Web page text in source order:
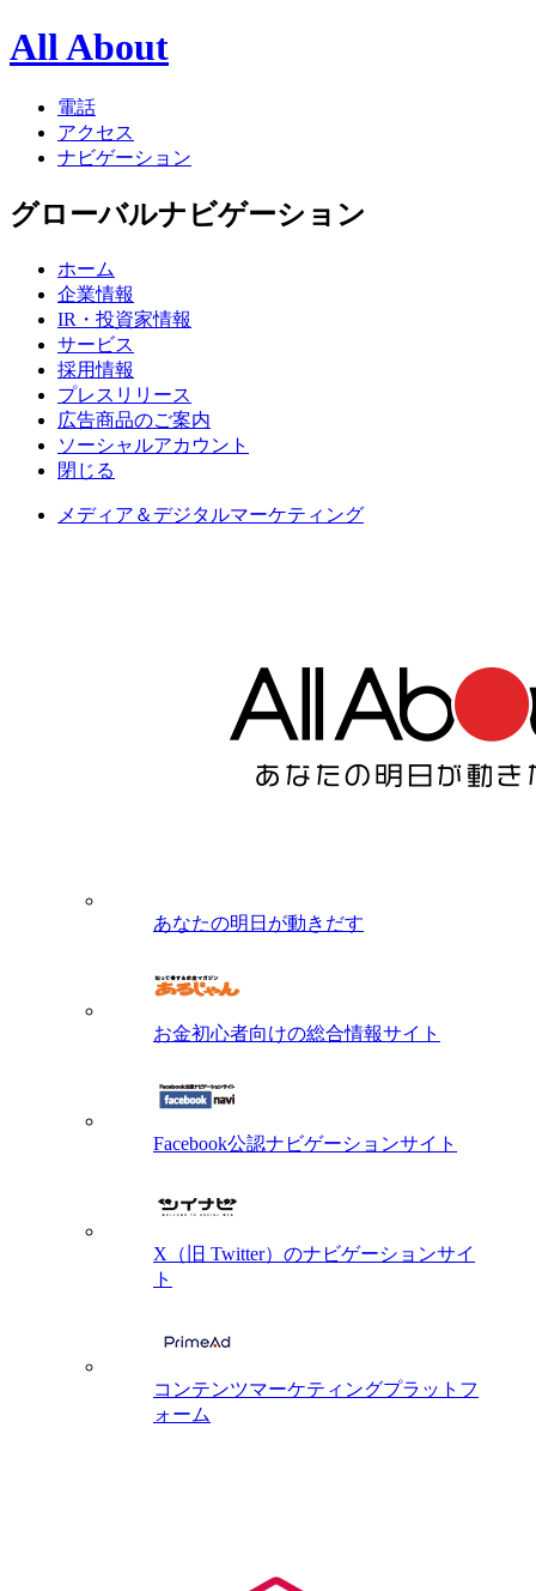
All About
電話
アクセス
ナビゲーション
グローバルナビゲーション
ホーム
企業情報
IR・投資家情報
サービス
採用情報
プレスリリース
広告商品のご案内
ソーシャルアカウント
閉じる
メディア＆デジタルマーケティング
あなたの明日が動きだす
お金初心者向けの総合情報サイト
Facebook公認ナビゲーションサイト
X（旧 Twitter）のナビゲーションサイ
ト
コンテンツマーケティングプラットフ
ォーム